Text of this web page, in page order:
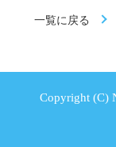
一覧に戻る
Copyright (C)